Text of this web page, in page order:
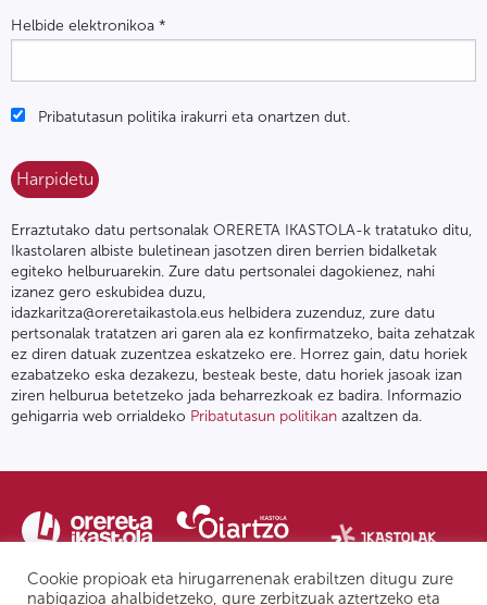
Helbide elektronikoa *
Pribatutasun politika irakurri eta onartzen dut.
Erraztutako datu pertsonalak ORERETA IKASTOLA-k tratatuko ditu,
Ikastolaren albiste buletinean jasotzen diren berrien bidalketak
egiteko helburuarekin. Zure datu pertsonalei dagokienez, nahi
izanez gero eskubidea duzu,
idazkaritza@oreretaikastola.eus helbidera zuzenduz, zure datu
pertsonalak tratatzen ari garen ala ez konfirmatzeko, baita zehatzak
ez diren datuak zuzentzea eskatzeko ere. Horrez gain, datu horiek
ezabatzeko eska dezakezu, besteak beste, datu horiek jasoak izan
ziren helburua betetzeko jada beharrezkoak ez badira. Informazio
gehigarria web orrialdeko Pribatutasun politikan azaltzen da.
Cookie propioak eta hirugarrenenak erabiltzen ditugu zure
nabigazioa ahalbidetzeko, gure zerbitzuak aztertzeko eta